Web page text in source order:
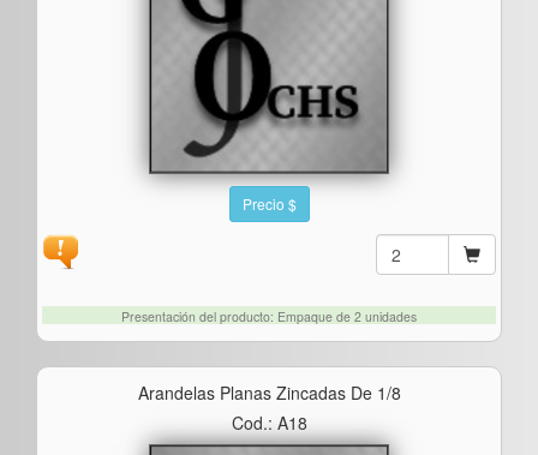
Precio $
Presentación del producto: Empaque de 2 unidades
Arandelas Planas Zincadas De 1/8
Cod.: A18